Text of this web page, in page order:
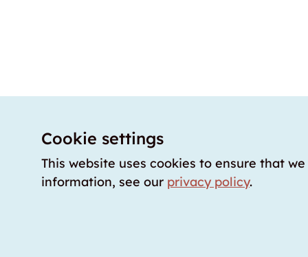
Cookie settings
This website uses cookies to ensure that
information, see our privacy policy.